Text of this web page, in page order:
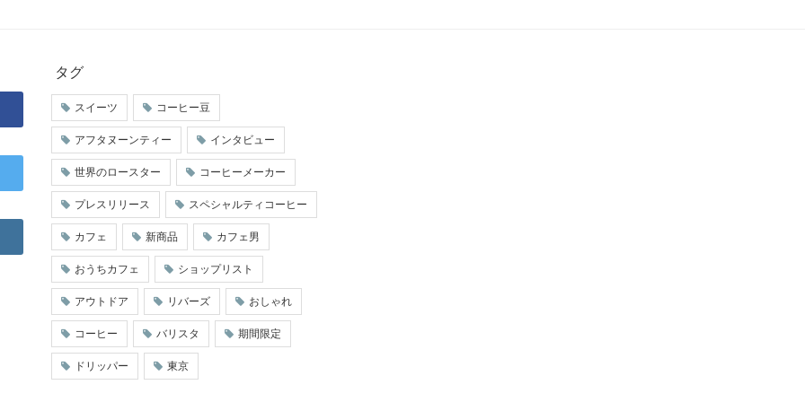
タグ
スイーツ コーヒー豆
アフタヌーンティー インタビュー
世界のロースター コーヒーメーカー
プレスリリース スペシャルティコーヒー
カフェ 新商品 カフェ男
おうちカフェ ショップリスト
アウトドア リバーズ おしゃれ
コーヒー バリスタ 期間限定
ドリッパー 東京